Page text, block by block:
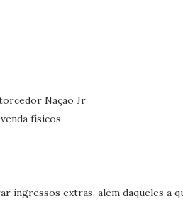
Nação Jr
físicos
ingressos extras, além daqueles a